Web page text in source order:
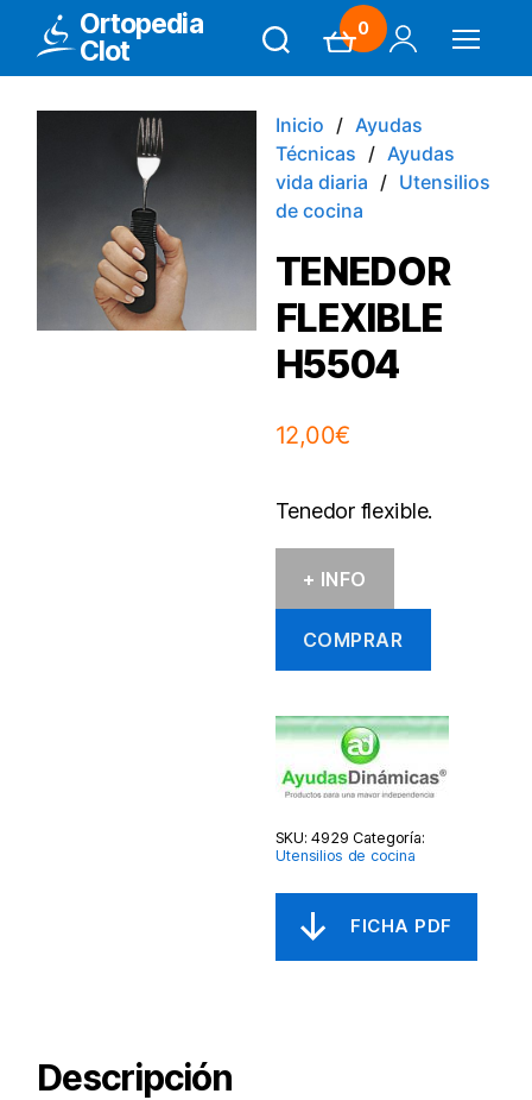
Ortopedia
Clot
0
Inicio
Ayudas
Técnicas
Ayudas
vida diaria
Utensilios
de cocina
TENEDOR
FLEXIBLE
H5504
12,00€
Tenedor flexible.
+ INFO
COMPRAR
SKU:4929 Categoría:
Utensilios de cocina
Descripción